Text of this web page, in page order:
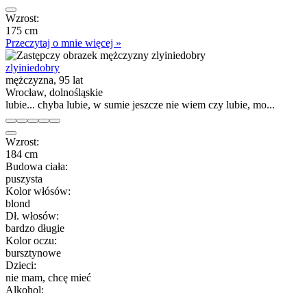
Wzrost:
175 cm
Przeczytaj o mnie więcej »
zlyiniedobry
mężczyzna, 95 lat
Wrocław, dolnośląskie
lubie... chyba lubie, w sumie jeszcze nie wiem czy lubie, mo...
Wzrost:
184 cm
Budowa ciała:
puszysta
Kolor włósów:
blond
Dł. włosów:
bardzo długie
Kolor oczu:
bursztynowe
Dzieci:
nie mam, chcę mieć
Alkohol: